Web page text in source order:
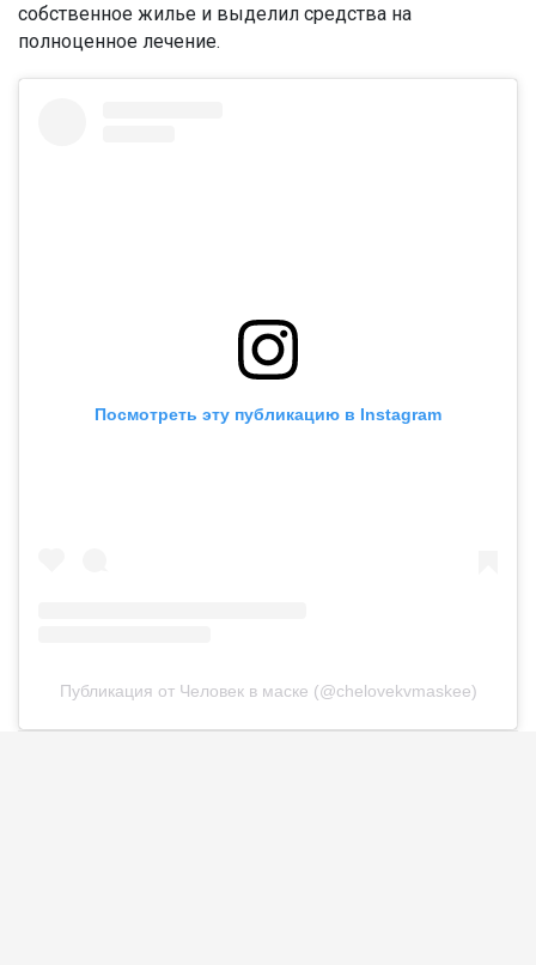
собственное жилье и выделил средства на
полноценное лечение.
Посмотреть эту публикацию в Instagram
Публикация от Человек в маске (@chelovekvmaskee)